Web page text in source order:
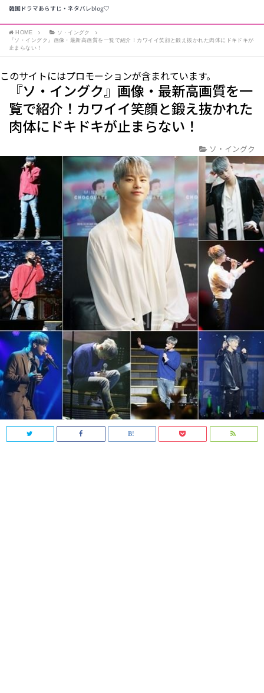
韓国ドラマあらすじ・ネタバレblog♡
HOME
ソ・イングク
『ソ・イングク』画像・最新高画質を一覧で紹介！カワイイ笑顔と鍛え抜かれた肉体にドキドキが
止まらない！
このサイトにはプロモーションが含まれています。
『ソ・イングク』画像・最新高画質を一
覧で紹介！カワイイ笑顔と鍛え抜かれた
肉体にドキドキが止まらない！
ソ・イングク